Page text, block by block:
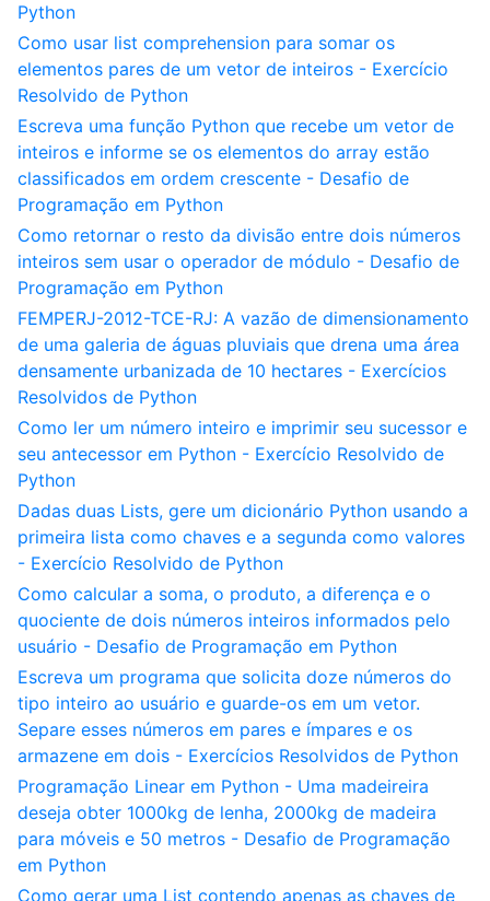
Python
Como usar list comprehension para somar os
elementos pares de um vetor de inteiros - Exercício
Resolvido de Python
Escreva uma função Python que recebe um vetor de
inteiros e informe se os elementos do array estão
classificados em ordem crescente - Desafio de
Programação em Python
Como retornar o resto da divisão entre dois números
inteiros sem usar o operador de módulo - Desafio de
Programação em Python
FEMPERJ-2012-TCE-RJ: A vazão de dimensionamento
de uma galeria de águas pluviais que drena uma área
densamente urbanizada de 10 hectares - Exercícios
Resolvidos de Python
Como ler um número inteiro e imprimir seu sucessor e
seu antecessor em Python - Exercício Resolvido de
Python
Dadas duas Lists, gere um dicionário Python usando a
primeira lista como chaves e a segunda como valores
- Exercício Resolvido de Python
Como calcular a soma, o produto, a diferença e o
quociente de dois números inteiros informados pelo
usuário - Desafio de Programação em Python
Escreva um programa que solicita doze números do
tipo inteiro ao usuário e guarde-os em um vetor.
Separe esses números em pares e ímpares e os
armazene em dois - Exercícios Resolvidos de Python
Programação Linear em Python - Uma madeireira
deseja obter 1000kg de lenha, 2000kg de madeira
para móveis e 50 metros - Desafio de Programação
em Python
Como gerar uma List contendo apenas as chaves de